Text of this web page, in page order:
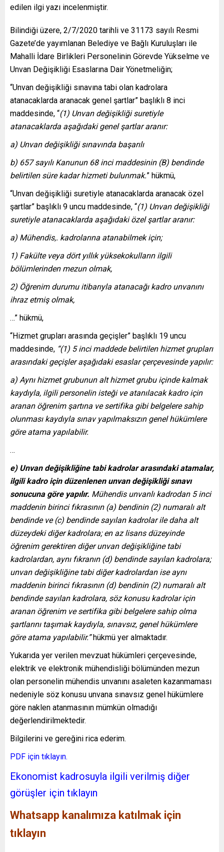
edilen ilgi yazı incelenmiştir.
Bilindiği üzere, 2/7/2020 tarihli ve 31173 sayılı Resmi
Gazete’de yayımlanan Belediye ve Bağlı Kuruluşları ile
Mahalli İdare Birlikleri Personelinin Görevde Yükselme ve
Unvan Değişikliği Esaslarına Dair Yönetmeliğin;
“Unvan değişikliği sınavına tabi olan kadrolara
atanacaklarda aranacak genel şartlar” başlıklı 8 inci
maddesinde, “(1) Unvan değişikliği suretiyle
atanacaklarda aşağıdaki genel şartlar aranır:
a) Unvan değişikliği sınavında başarılı
b) 657 sayılı Kanunun 68 inci maddesinin (B) bendinde
belirtilen süre kadar hizmeti bulunmak.” hükmü,
“Unvan değişikliği suretiyle atanacaklarda aranacak özel
şartlar” başlıklı 9 uncu maddesinde, “(1) Unvan değişikliği
suretiyle atanacaklarda aşağıdaki özel şartlar aranır:
a) Mühendis,. kadrolarına atanabilmek için;
1) Fakülte veya dört yıllık yüksekokulların ilgili
bölümlerinden mezun olmak,
2) Öğrenim durumu itibarıyla atanacağı kadro unvanını
ihraz etmiş olmak,
…” hükmü,
“Hizmet grupları arasında geçişler” başlıklı 19 uncu
maddesinde, “(1) 5 inci maddede belirtilen hizmet grupları
arasındaki geçişler aşağıdaki esaslar çerçevesinde yapılır:
a) Aynı hizmet grubunun alt hizmet grubu içinde kalmak
kaydıyla, ilgili personelin isteği ve atanılacak kadro için
aranan öğrenim şartına ve sertifika gibi belgelere sahip
olunması kaydıyla sınav yapılmaksızın genel hükümlere
göre atama yapılabilir.
…
e) Unvan değişikliğine tabi kadrolar arasındaki atamalar,
ilgili kadro için düzenlenen unvan değişikliği sınavı
sonucuna göre yapılır. Mühendis unvanlı kadrodan 5 inci
maddenin birinci fıkrasının (a) bendinin (2) numaralı alt
bendinde ve (c) bendinde sayılan kadrolar ile daha alt
düzeydeki diğer kadrolara; en az lisans düzeyinde
öğrenim gerektiren diğer unvan değişikliğine tabi
kadrolardan, aynı fıkranın (d) bendinde sayılan kadrolara;
unvan değişikliğine tabi diğer kadrolardan ise aynı
maddenin birinci fıkrasının (d) bendinin (2) numaralı alt
bendinde sayılan kadrolara, söz konusu kadrolar için
aranan öğrenim ve sertifika gibi belgelere sahip olma
şartlarını taşımak kaydıyla, sınavsız, genel hükümlere
göre atama yapılabilir.”hükmü yer almaktadır.
Yukarıda yer verilen mevzuat hükümleri çerçevesinde,
elektrik ve elektronik mühendisliği bölümünden mezun
olan personelin mühendis unvanını asaleten kazanmaması
nedeniyle söz konusu unvana sınavsız genel hükümlere
göre naklen atanmasının mümkün olmadığı
değerlendirilmektedir.
Bilgilerini ve gereğini rica ederim.
PDF için tıklayın.
Ekonomist kadrosuyla ilgili verilmiş diğer
görüşler için tıklayın
Whatsapp kanalımıza katılmak için
tıklayın